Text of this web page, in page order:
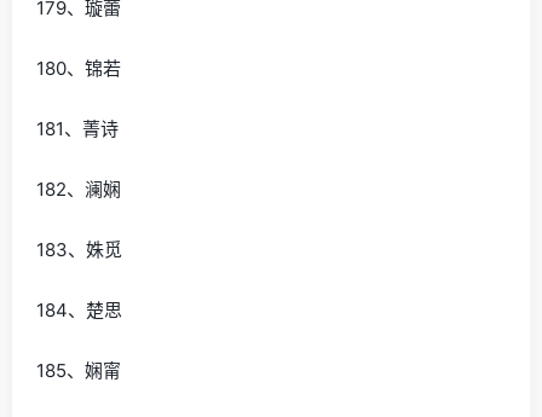
179、璇蕾
180、锦若
181、菁诗
182、澜娴
183、姝觅
184、楚思
185、娴甯